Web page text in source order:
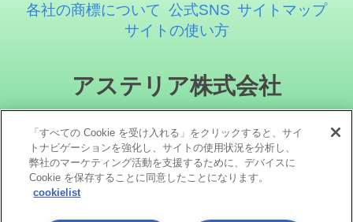
各社の商標について 公式SNS サイトマップ
サイトの使い方
アステリア株式会社
「すべての Cookie を受け入れる」をクリックすると、サイ
トナビゲーションを強化し、サイトの使用状況を分析し、
弊社のマーケティング活動を支援するために、デバイスに
Cookie を保存することに同意したことになります。
cookielist